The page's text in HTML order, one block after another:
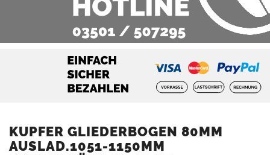
KUPFER GLIEDERBOGEN 80MM
AUSLAD.1051-1150MM